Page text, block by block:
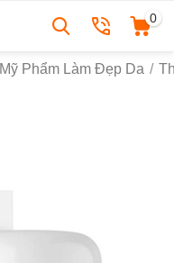
0
Mỹ Phẩm Làm Đẹp Da /